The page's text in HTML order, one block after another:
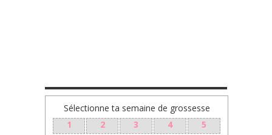
Sélectionne ta semaine de grossesse
1
2 3 4
5